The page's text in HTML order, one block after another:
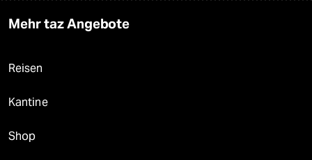
Mehr taz Angebote
Reisen
Kantine
Shop